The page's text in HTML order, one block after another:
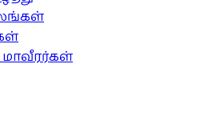
மாவீரர்கள்